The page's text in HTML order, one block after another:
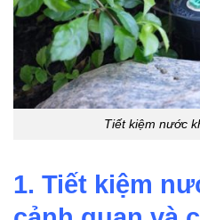
Tiết kiệm nước
1. Tiết kiệm